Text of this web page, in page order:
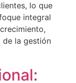
lo que
integral
de la gestión